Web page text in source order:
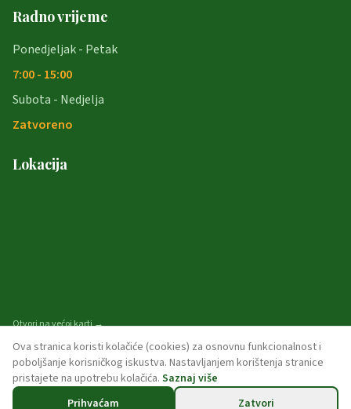
Radno vrijeme
Ponedjeljak - Petak
7:00 - 15:00
Subota - Nedjelja
Zatvoreno
Lokacija
Otvori na većoj karti →
© 2026 opcina-garcin. Sva prava pridržana.
Ova stranica koristi kolačiće (cookies) za osnovnu funkcionalnost i
poboljšanje korisničkog iskustva. Nastavljanjem korištenja stranice
pristajete na upotrebu kolačića. Saznaj više
Prihvaćam
Zatvori